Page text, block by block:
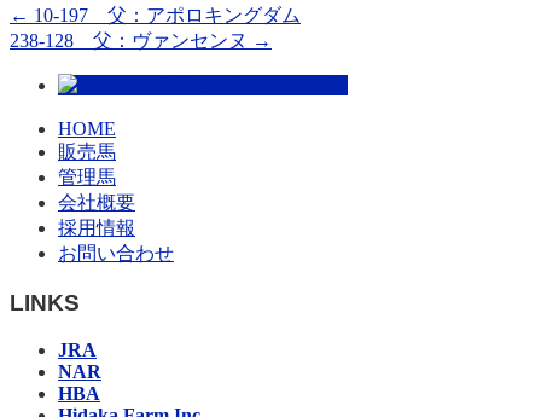
← 10-197 父：アポロキングダム
238-128 父：ヴァンセンヌ →
HOME
販売馬
管理馬
会社概要
採用情報
お問い合わせ
LINKS
JRA
NAR
HBA